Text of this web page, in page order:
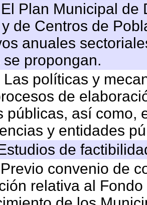
El Plan Municipal
de Centros de
anuales
se propongan.
Las políticas y
de
públicas, así como,
y entidades
de
convenio de
relativa al